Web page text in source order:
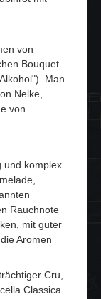
von
Bouquet
Man
Nelke,
von
komplex.
Rauchnote
mit guter
Aromen
Cru,
Classica